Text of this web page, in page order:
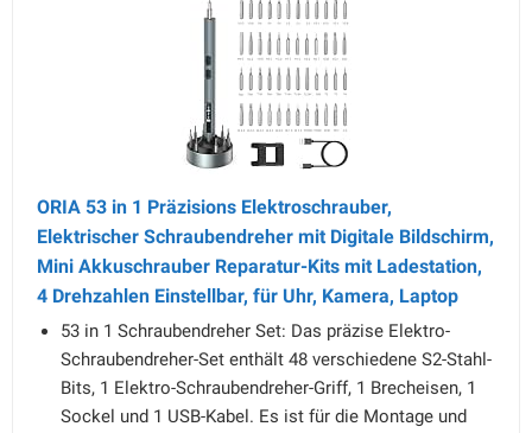
ORIA 53 in 1 Präzisions Elektroschrauber,
Elektrischer Schraubendreher mit Digitale Bildschirm,
Mini Akkuschrauber Reparatur-Kits mit Ladestation,
4 Drehzahlen Einstellbar, für Uhr, Kamera, Laptop
53 in 1 Schraubendreher Set: Das präzise Elektro-
Schraubendreher-Set enthält 48 verschiedene S2-Stahl-
Bits, 1 Elektro-Schraubendreher-Griff, 1 Brecheisen, 1
Sockel und 1 USB-Kabel. Es ist für die Montage und